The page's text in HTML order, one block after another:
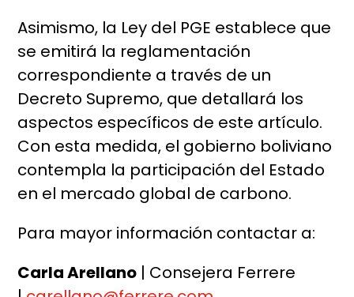
Asimismo, la Ley del PGE establece que
se emitirá la reglamentación
correspondiente a través de un
Decreto Supremo, que detallará los
aspectos específicos de este artículo.
Con esta medida, el gobierno boliviano
contempla la participación del Estado
en el mercado global de carbono.
Para mayor información contactar a:
Carla Arellano | Consejera Ferrere